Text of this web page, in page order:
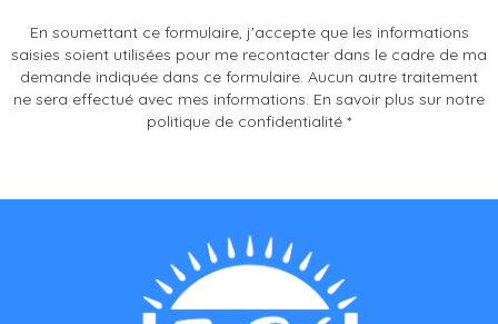
En soumettant ce formulaire, j'accepte que les informations
saisies soient utilisées pour me recontacter dans le cadre de ma
demande indiquée dans ce formulaire. Aucun autre traitement
ne sera effectué avec mes informations. En savoir plus sur notre
politique de confidentialité *